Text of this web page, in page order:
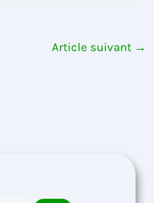
Article suivant →